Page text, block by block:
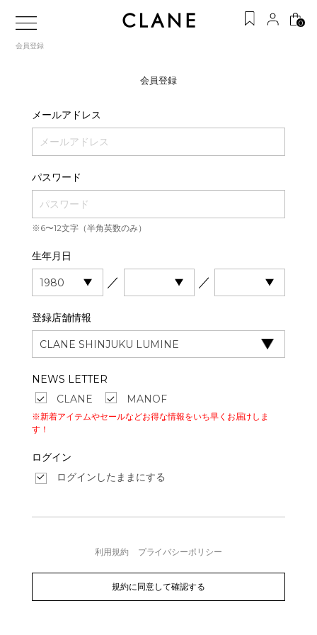
0
会員登録
会員登録
メールアドレス
パスワード
※6〜12文字（半角英数のみ）
生年月日
／ ／
登録店舗情報
NEWS LETTER
CLANE
MANOF
※新着アイテムやセールなどお得な情報をいち早くお届けしま
す！
ログイン
ログインしたままにする
利用規約 プライバシーポリシー